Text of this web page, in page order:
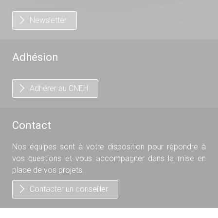
Newsletter
Adhésion
Adhérer au CNEH
Contact
Nos équipes sont à votre disposition pour répondre à
vos questions et vous accompagner dans la mise en
place de vos projets.
Contacter un conseiller